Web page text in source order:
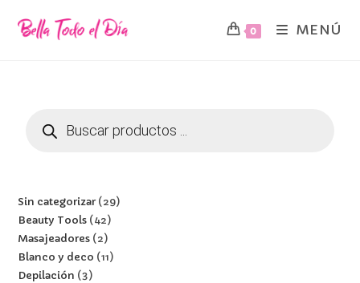
0 MENÚ
Sin categorizar 29
Beauty Tools 42
Masajeadores 2
Blanco y deco
11
Depilación
3